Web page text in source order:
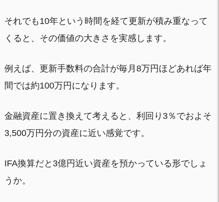
それでも10年という時間を経て更新が積み重なって
くると、その価値の大きさを実感します。
例えば、更新手数料の合計が毎月8万円ほどあれば年
間では約100万円になります。
金融資産に置き換えて考えると、利回り3％でおよそ
3,500万円分の資産に近い感覚です。
IFA換算だと3億円近い資産を預かっている形でしょ
うか。